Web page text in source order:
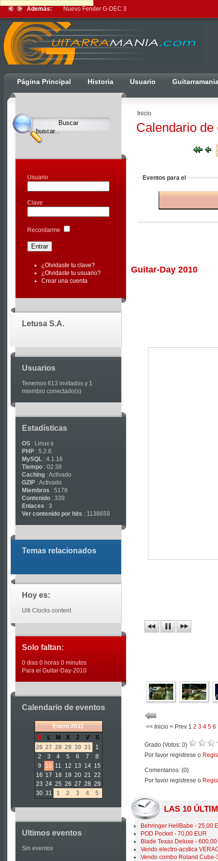
Además: Nuevo Fender G-DEC 3
Página Principal Historia Usuario
Usuario
Clave
Recordarme
¿Olvidaste tu clave?
¿Olvidaste tu usuario?
Crear una cuenta
Letusa S.A.
Usuarios
Tenemos 613 invitados y 1
miembro conectado(s)
Estadísticas
OS : Linux s
PHP : 5.2.6
MySQL : 4.1.16
Tiempo : 02:38
Caching : Activado
GZIP : Activado
Miembros : 5178
Contenido : 339
Enlaces : 3
Ver contenido por hits : 1138659
Temas relacionados
Hoy es:
Ulti
Clocks,
an
Ulti
Joomla
product
Extensions
Joomla
Templates
Joomla
Articles
Ulti Clocks content
Solo faltan:
0 dias 0 horas 0 minutos
Para el Guitar-Day-2010
Calendario de eventos
« < Enero 2011 > »
D
L M X J V
S
26 27 28 29 30 31
1
2
3 4 5 6 7
8
9
10 11 12 13 14 15
16 17 18 19 20 21
22
23 24 25 26 27 28 29
30 31 1 2 3 4 5
Ultimos eventos
Sin eventos
Inicio
Calendario de
Eventos para el
Guitar-Day 2010
<< Inicio < Prev 1 2 3 4 5 6
Grado (Votos: 0)
Por favor registrese o
Comentarios: (0)
Por favor registrese o
LAS 10
Behringer HellBabe - 25,00
POD Pocket - 70,00 EUR
Blade Texas Deluxe -
Vendo electro-acstica
Vendo combo Roland Cube-